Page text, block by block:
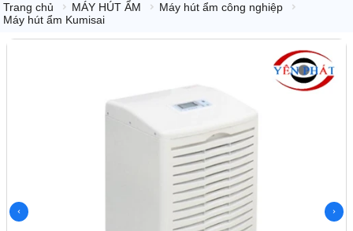
Trang chủ MÁY HÚT ẨM
Máy hút ẩm công nghiệp
Máy hút ẩm Kumisai